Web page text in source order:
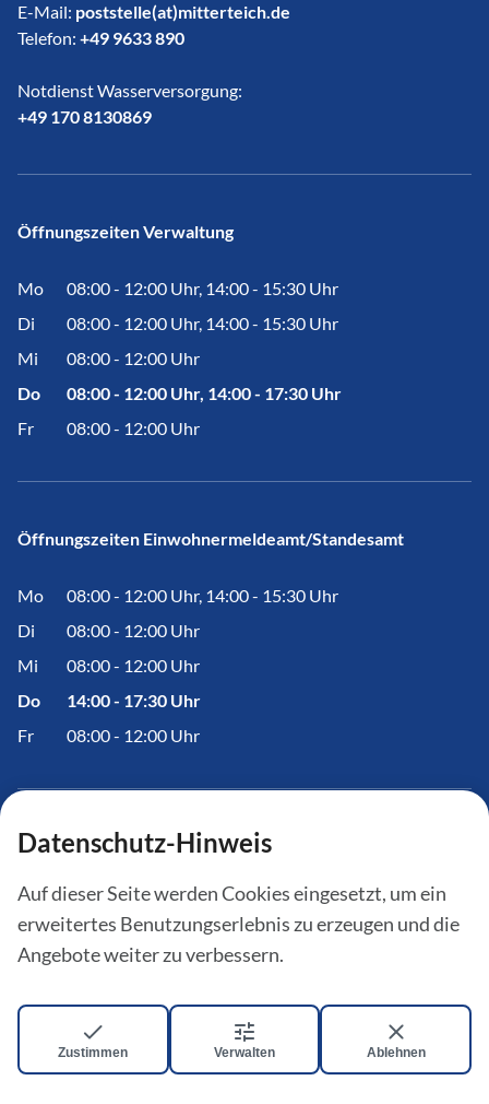
Datenschutz-Hinweis
Auf dieser Seite werden Cookies eingesetzt, um ein
erweitertes Benutzungserlebnis zu erzeugen und die
Angebote weiter zu verbessern.
Zustimmen Verwalten Ablehnen
E-Mail: poststelle(at)mitterteich.de
Telefon: +49 9633 890
Notdienst Wasserversorgung:
​​​​​​​+49 170 8130869
Öffnungszeiten Verwaltung
Mo
08:00 - 12:00 Uhr, 14:00 - 15:30 Uhr
Di
08:00 - 12:00 Uhr, 14:00 - 15:30 Uhr
Mi
08:00 - 12:00 Uhr
Do
08:00 - 12:00 Uhr, 14:00 - 17:30 Uhr
Fr
08:00 - 12:00 Uhr
Öffnungszeiten Einwohnermeldeamt/Standesamt
Mo
08:00 - 12:00 Uhr, 14:00 - 15:30 Uhr
Di
08:00 - 12:00 Uhr
Mi
08:00 - 12:00 Uhr
Do
14:00 - 17:30 Uhr
Fr
08:00 - 12:00 Uhr
Informationen
Amtstafel
Aktuelles